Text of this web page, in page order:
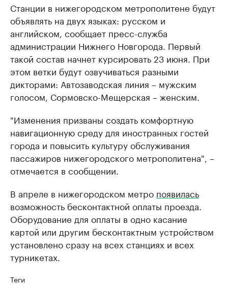
Станции в нижегородском метрополитене будут
объявлять на двух языках: русском и
английском, сообщает пресс-служба
администрации Нижнего Новгорода. Первый
такой состав начнет курсировать 23 июня. При
этом ветки будут озвучиваться разными
дикторами: Автозаводская линия – мужским
голосом, Сормовско-Мещерская – женским.
"Изменения призваны создать комфортную
навигационную среду для иностранных гостей
города и повысить культуру обслуживания
пассажиров нижегородского метрополитена", –
отмечается в сообщении.
В апреле в нижегородском метро появилась
возможность бесконтактной оплаты проезда.
Оборудование для оплаты в одно касание
картой или другим бесконтактным устройством
установлено сразу на всех станциях и всех
турникетах.
Теги